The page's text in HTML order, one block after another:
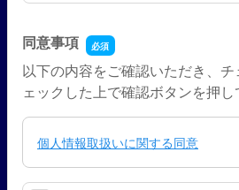
同意事項
以下の内容をご確認いただき、
ェックした上で確認ボタンを押し
個人情報取扱いに関する同意